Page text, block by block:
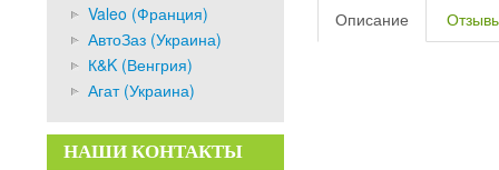
Valeo (Франция)
АвтоЗаз (Украина)
К&K (Венгрия)
Агат (Украина)
НАШИ КОНТАКТЫ
Описание